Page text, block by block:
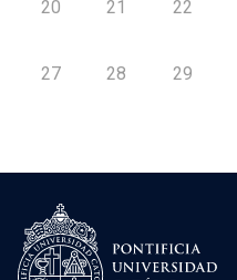
20 21 22
27 28 29